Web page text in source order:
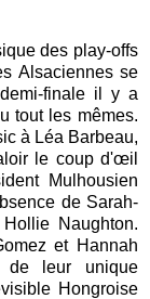
des play-offs
Alsaciennes se
finale il y a
tout les mêmes.
à Léa Barbeau,
le coup d'œil
Mulhousien
de Sarah-
Naughton.
et Hannah
de leur unique
Hongroise